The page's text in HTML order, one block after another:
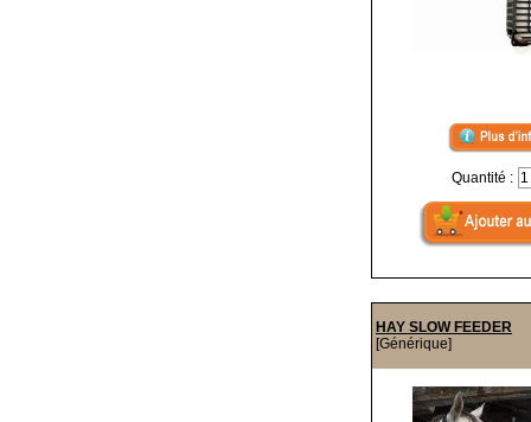
Quantité :
HAY SLOW FEEDER
[Générique]